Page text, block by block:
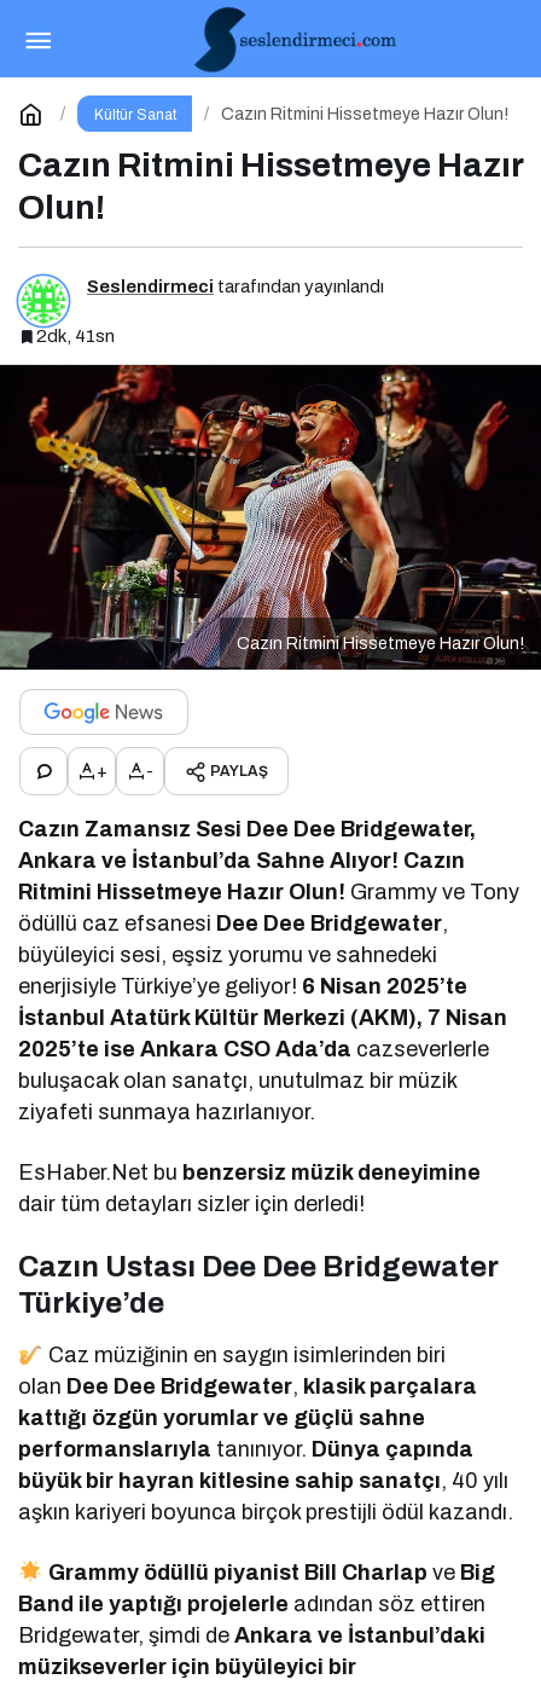
Kültür Sanat Cazın Ritmini Hissetmeye Hazır Olun!
Cazın Ritmini Hissetmeye Hazır
Olun!
Seslendirmeci tarafından yayınlandı
2dk, 41sn
Cazın Ritmini Hissetmeye Hazır Olun!
+ - PAYLAŞ
Cazın Zamansız Sesi Dee Dee Bridgewater,
Ankara ve İstanbul’da Sahne Alıyor! Cazın
Ritmini Hissetmeye Hazır Olun! Grammy ve Tony
ödüllü caz efsanesi Dee Dee Bridgewater,
büyüleyici sesi, eşsiz yorumu ve sahnedeki
enerjisiyle Türkiye’ye geliyor! 6 Nisan 2025’te
İstanbul Atatürk Kültür Merkezi (AKM), 7 Nisan
2025’te ise Ankara CSO Ada’da cazseverlerle
buluşacak olan sanatçı, unutulmaz bir müzik
ziyafeti sunmaya hazırlanıyor.
EsHaber.Net bu benzersiz müzik deneyimine
dair tüm detayları sizler için derledi!
Cazın Ustası Dee Dee Bridgewater
Türkiye’de
Caz müziğinin en saygın isimlerinden biri
olan Dee Dee Bridgewater, klasik parçalara
kattığı özgün yorumlar ve güçlü sahne
performanslarıyla tanınıyor. Dünya çapında
büyük bir hayran kitlesine sahip sanatçı, 40 yılı
aşkın kariyeri boyunca birçok prestijli ödül kazandı.
Grammy ödüllü piyanist Bill Charlap ve Big
Band ile yaptığı projelerle adından söz ettiren
Bridgewater, şimdi deAnkara ve İstanbul’daki
müzikseverler için büyüleyici bir
Çocuklar Masallarla Hayallerini
Gerçekleştiriyor!
Yorum Yap